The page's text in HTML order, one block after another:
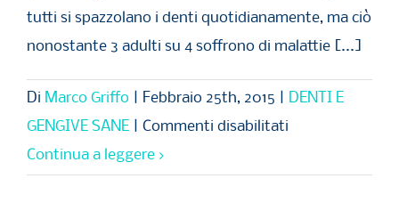
tutti si spazzolano i denti quotidianamente, ma ciò
nonostante 3 adulti su 4 soffrono di malattie [...]
Di Marco Griffo | Febbraio 25th, 2015 | DENTI E
GENGIVE SANE | Commenti disabilitati
Continua a leggere